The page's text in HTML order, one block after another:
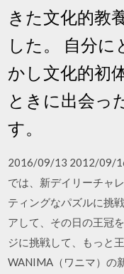
きた文化的教
した。 自分
かし文化的初
ときに出会っ
す。
2016/09/13 2012/09/
では、新デイリーチャ
ティングなパズルに挑
アして、その日の王冠
ジに挑戦して、もっと
WANIMA（ワニマ）の